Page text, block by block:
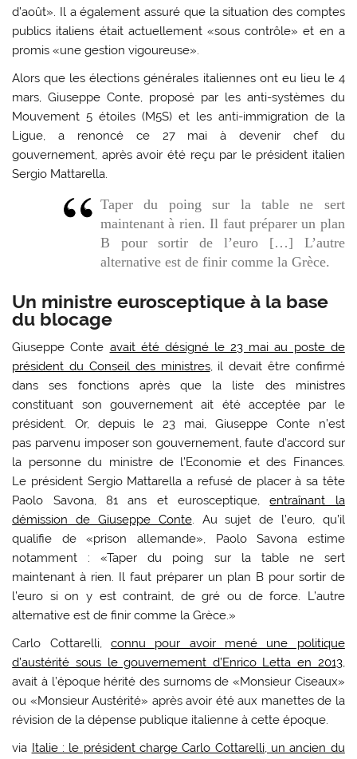
d’août». Il a également assuré que la situation des comptes
publics italiens était actuellement «sous contrôle» et en a
promis «une gestion vigoureuse».
Alors que les élections générales italiennes ont eu lieu le 4
mars, Giuseppe Conte, proposé par les anti-systèmes du
Mouvement 5 étoiles (M5S) et les anti-immigration de la
Ligue, a renoncé ce 27 mai à devenir chef du
gouvernement, après avoir été reçu par le président italien
Sergio Mattarella.
Taper du poing sur la table ne sert
maintenant à rien. Il faut préparer un plan
B pour sortir de l’euro […] L’autre
alternative est de finir comme la Grèce.
Un ministre eurosceptique à la base
du blocage
Giuseppe Conte avait été désigné le 23 mai au poste de
président du Conseil des ministres, il devait être confirmé
dans ses fonctions après que la liste des ministres
constituant son gouvernement ait été acceptée par le
président. Or, depuis le 23 mai, Giuseppe Conte n’est
pas parvenu imposer son gouvernement, faute d’accord sur
la personne du ministre de l’Economie et des Finances.
Le président Sergio Mattarella a refusé de placer à sa tête
Paolo Savona, 81 ans et eurosceptique,entraînant la
démission de Giuseppe Conte. Au sujet de l’euro, qu’il
qualifie de «prison allemande», Paolo Savona estime
notamment : «Taper du poing sur la table ne sert
maintenant à rien. Il faut préparer un plan B pour sortir de
l’euro si on y est contraint, de gré ou de force. L’autre
alternative est de finir comme la Grèce.»
Carlo Cottarelli, connu pour avoir mené une politique
d’austérité sous le gouvernement d’Enrico Letta en 2013,
avait à l’époque hérité des surnoms de «Monsieur Ciseaux»
ou «Monsieur Austérité» après avoir été aux manettes de la
révision de la dépense publique italienne à cette époque.
via Italie : le président charge Carlo Cottarelli, un ancien du